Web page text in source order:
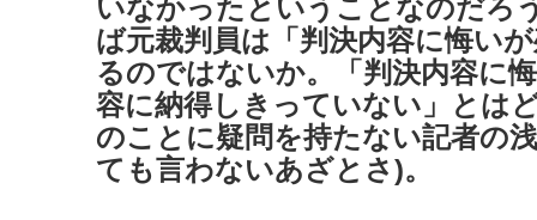
いなかったということなのだろ
ば元裁判員は「判決内容に悔い
るのではないか。「判決内容に
容に納得しきっていない」とは
のことに疑問を持たない記者の
ても言わないあざとさ)。